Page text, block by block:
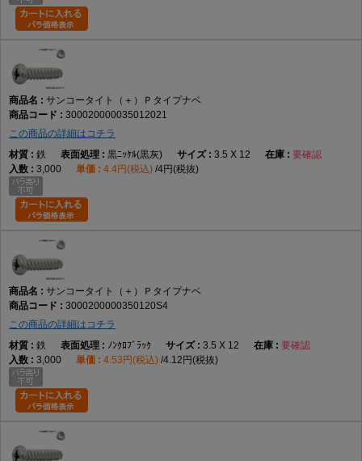
サンコータイト（＋）Ｐタイプナベ
300020000035012021
この商品の詳細はコチラ
鉄
黒ﾆｯｹﾙ(黒灰) 3.5 X 12
要確認
3,000
4.4円(税込) 4円(税抜)
サンコータイト（＋）Ｐタイプナベ
3000200000350120S4
この商品の詳細はコチラ
鉄
ﾉﾝｸﾛﾌﾞﾗｯｸ 3.5 X 12
要確認
3,000
4.53円(税込) 4.12円(税抜)